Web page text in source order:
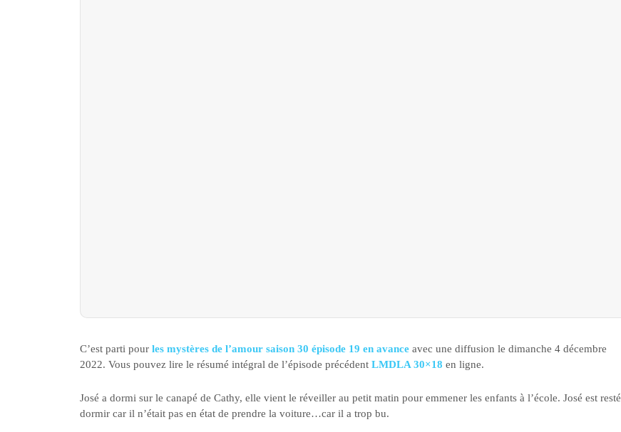
C’est parti pour les mystères de l’amour saison 30 épisode 19 en avance avec une diffusion le dimanche 4 décembre
2022. Vous pouvez lire le résumé intégral de l’épisode précédent LMDLA 30×18 en ligne.
José a dormi sur le canapé de Cathy, elle vient le réveiller au petit matin pour emmener les enfants à l’école. José est resté
dormir car il n’était pas en état de prendre la voiture…car il a trop bu.